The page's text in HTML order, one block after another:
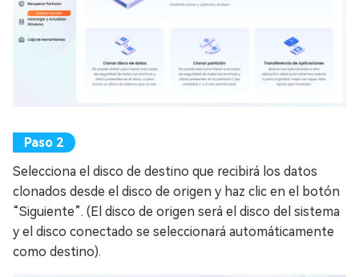
Selecciona el disco de destino que recibirá los datos
clonados desde el disco de origen y haz clic en el botón
“Siguiente”. (El disco de origen será el disco del sistema
y el disco conectado se seleccionará automáticamente
como destino).